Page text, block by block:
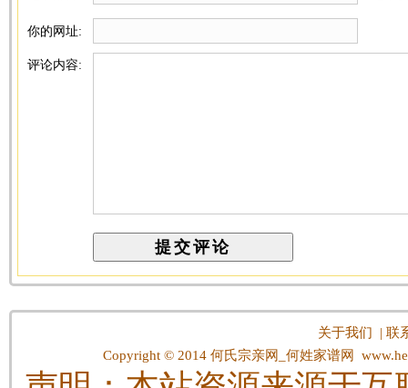
你的网址:
评论内容:
关于我们 |联
Copyright © 2014 何氏宗亲网_何姓家谱网